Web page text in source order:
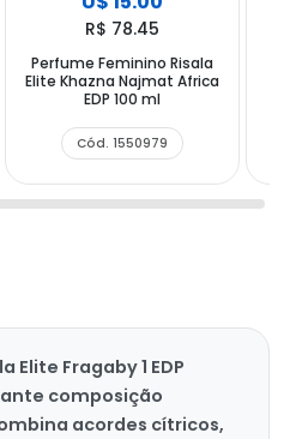
R$ 78.45
Perfume Feminino Risala
Elite Khazna Najmat Africa
EDP 100 ml
Cód. 1550979
Elite Fragaby 1 EDP
composição
acordes cítricos,